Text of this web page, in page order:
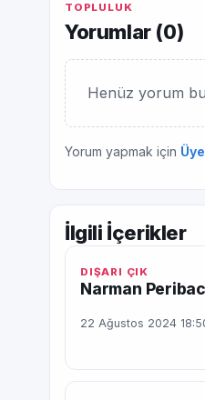
TOPLULUK
Yorumlar (0)
Henüz yorum
Yorum yapmak için
İlgili İçerikler
DIŞARI ÇIK
Narman
22 Ağustos 2024